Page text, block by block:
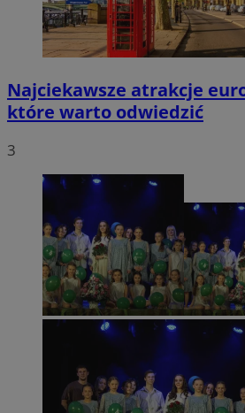
Najciekawsze atrakcje
które warto odwiedzić
3